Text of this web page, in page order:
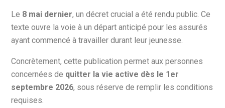
Le 8 mai dernier, un décret crucial a été rendu public. Ce
texte ouvre la voie à un départ anticipé pour les assurés
ayant commencé à travailler durant leur jeunesse.
Concrètement, cette publication permet aux personnes
concernées de quitter la vie active dès le 1er
septembre 2026, sous réserve de remplir les conditions
requises.